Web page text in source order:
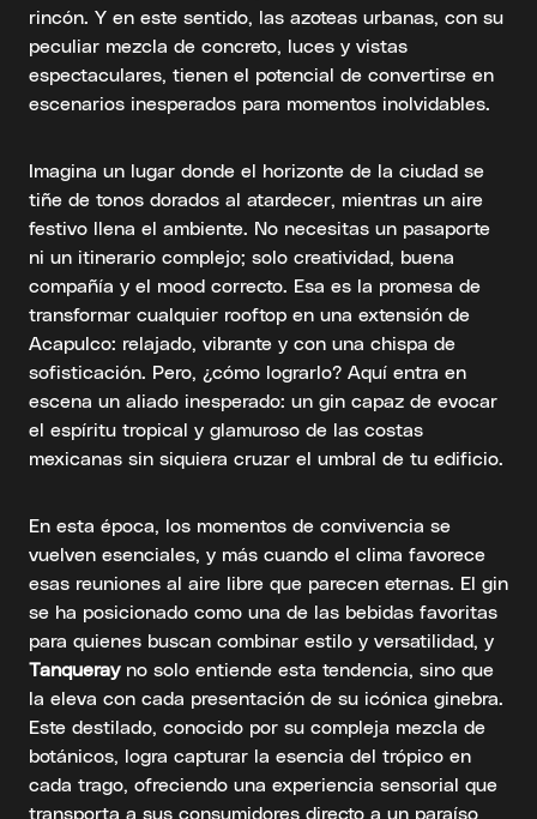
rincón. Y en este sentido, las azoteas urbanas, con su
peculiar mezcla de concreto, luces y vistas
espectaculares, tienen el potencial de convertirse en
escenarios inesperados para momentos inolvidables.
Imagina un lugar donde el horizonte de la ciudad se
tiñe de tonos dorados al atardecer, mientras un aire
festivo llena el ambiente. No necesitas un pasaporte
ni un itinerario complejo; solo creatividad, buena
compañía y el mood correcto. Esa es la promesa de
transformar cualquier rooftop en una extensión de
Acapulco: relajado, vibrante y con una chispa de
sofisticación. Pero, ¿cómo lograrlo? Aquí entra en
escena un aliado inesperado: un gin capaz de evocar
el espíritu tropical y glamuroso de las costas
mexicanas sin siquiera cruzar el umbral de tu edificio.
En esta época, los momentos de convivencia se
vuelven esenciales, y más cuando el clima favorece
esas reuniones al aire libre que parecen eternas. El gin
se ha posicionado como una de las bebidas favoritas
para quienes buscan combinar estilo y versatilidad, y
Tanquerayno solo entiende esta tendencia, sino que
la eleva con cada presentación de su icónica ginebra.
Este destilado, conocido por su compleja mezcla de
botánicos, logra capturar la esencia del trópico en
cada trago, ofreciendo una experiencia sensorial que
transporta a sus consumidores directo a un paraíso